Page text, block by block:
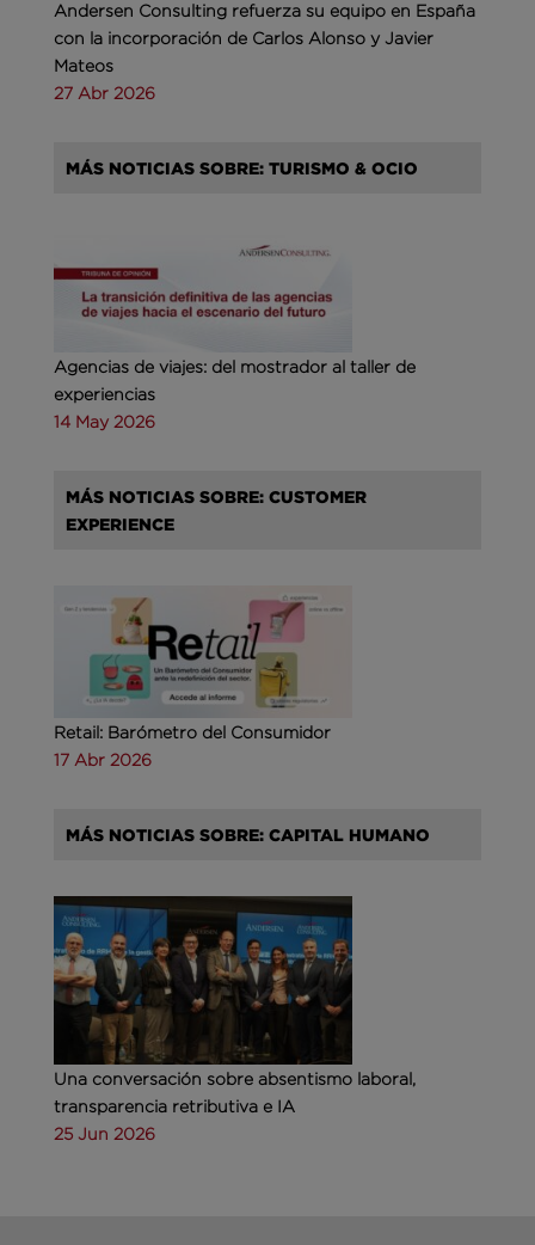
Andersen Consulting refuerza su equipo en España
con la incorporación de Carlos Alonso y Javier
Mateos
27 Abr 2026
MÁS NOTICIAS SOBRE: TURISMO & OCIO
Agencias de viajes: del mostrador al taller de
experiencias
14 May 2026
MÁS NOTICIAS SOBRE: CUSTOMER
EXPERIENCE
Retail: Barómetro del Consumidor
17 Abr 2026
MÁS NOTICIAS SOBRE: CAPITAL HUMANO
Una conversación sobre absentismo laboral,
transparencia retributiva e IA
25 Jun 2026